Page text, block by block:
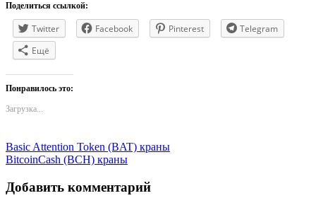
Поделиться ссылкой:
Twitter Facebook Pinterest
Telegram
Ещё
Понравилось это:
Загрузка...
Навигация
по
записям
Basic Attention Token (BAT) краны
BitcoinCash (BCH) краны
Добавить комментарий